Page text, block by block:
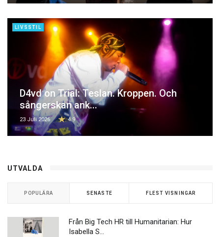
LIVSSTIL
D4vd on Trial: Teslan. Kroppen. Och
sångerskan ank...
23 Juli 2026 4.9
UTVALDA
POPULÄRA SENASTE FLEST VISNINGAR
Från Big Tech HR till Humanitarian: Hur
Isabella S...